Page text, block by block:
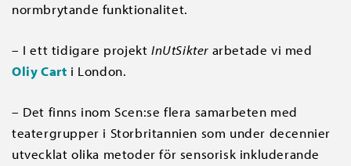
normbrytande funktionalitet.
– I ett tidigare projekt InUtSikter arbetade vi med
Oliy Cart i London.
– Det finns inom Scen:se flera samarbeten med
teatergrupper i Storbritannien som under decennier
utvecklat olika metoder för sensorisk inkluderande